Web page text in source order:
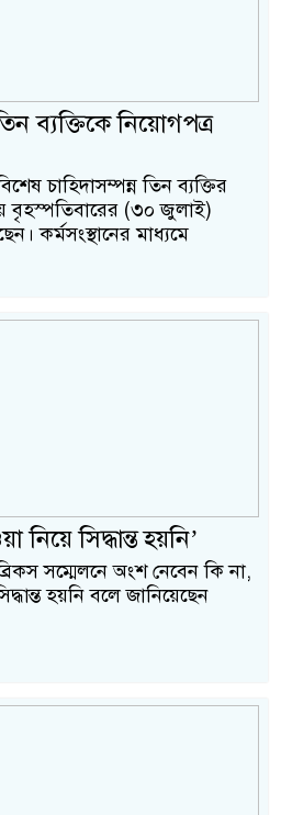
ব্যক্তিকে নিয়োগপত্র
চাহিদাসম্পন্ন তিন ব্যক্তির
বৃহস্পতিবারের (৩০ জুলাই)
কর্মসংস্থানের মাধ্যমে
নিয়ে সিদ্ধান্ত হয়নি’
সম্মেলনে অংশ নেবেন কি না,
হয়নি বলে জানিয়েছেন